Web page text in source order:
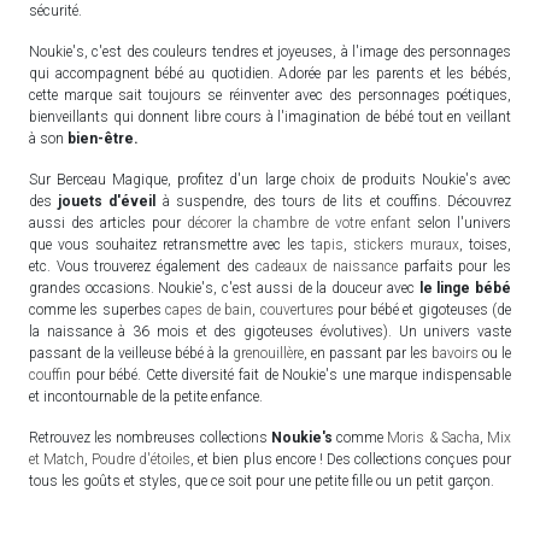
sécurité.
Noukie's, c'est des couleurs tendres et joyeuses, à l'image des personnages
qui accompagnent bébé au quotidien. Adorée par les parents et les bébés,
cette marque sait toujours se réinventer avec des personnages poétiques,
bienveillants qui donnent libre cours à l'imagination de bébé tout en veillant
à son bien-être.
Sur Berceau Magique, profitez d'un large choix de produits Noukie's avec
des jouets d'éveil
à suspendre, des tours de lits et couffins. Découvrez
aussi des articles pour décorer la chambre de votre enfant selon l'univers
que vous souhaitez retransmettre avec les tapis stickers muraux , toises,
etc. Vous trouverez également des cadeaux de naissanceparfaits pour les
grandes occasions. Noukie's, c'est aussi de la douceur avec
le linge bébé
comme les superbes capes de bain couvertures pour bébé et gigoteuses (de
la naissance à 36 mois et des gigoteuses évolutives). Un univers vaste
passant de la veilleuse bébé à la grenouillère , en passant par les bavoirs ou le
couffin pour bébé. Cette diversité fait de Noukie's une marque indispensable
et incontournable de la petite enfance.
Retrouvez les nombreuses collections Noukie's comme Moris & Sacha Mix
et Match Poudre d'étoiles , et bien plus encore ! Des collections conçues pour
tous les goûts et styles, que ce soit pour une petite fille ou un petit garçon.